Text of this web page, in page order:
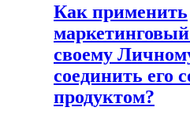
Как применить
своему
соединить его
продуктом?